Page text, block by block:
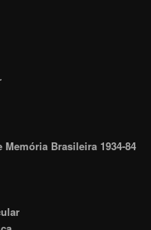
Memória Brasileira 1934-84